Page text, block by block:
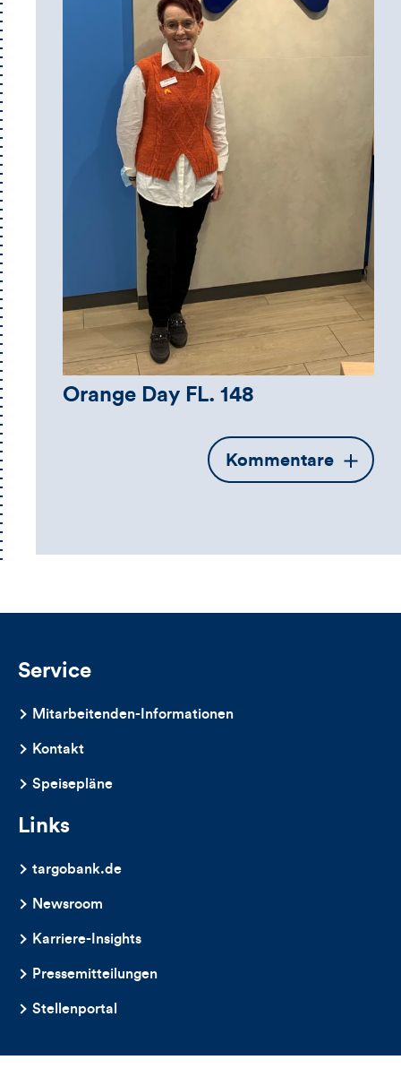
Orange Day FL. 148
Öffnet
die
Kommentare
Service
Mitarbeitenden-Informationen
Kontakt
Speisepläne
Links
targobank.de
Newsroom
Karriere-Insights
Pressemitteilungen
Stellenportal